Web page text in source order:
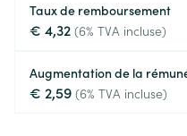
Taux de remboursement
€ 4,32 (6% TVA incluse)
Augmentation de la
€ 2,59 (6% TVA incluse)